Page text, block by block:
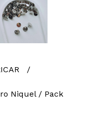
Niquel / Pack